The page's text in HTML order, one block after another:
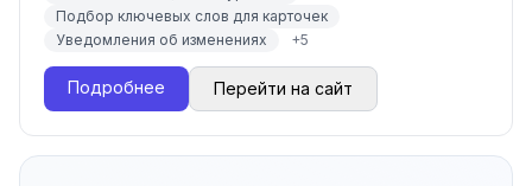
Подбор ключевых слов для карточек
Уведомления об изменениях
+5
Подробнее Перейти на сайт